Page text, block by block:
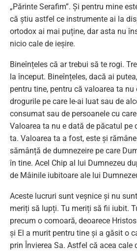
„Părinte Serafim”. Și pentru mine
că știu astfel ce instrumente ai la
ortodox ai mai puține, dar asta nu
nicio cale de ieșire.
Bineînțeles că ar trebui să te rogi.
la început. Bineînțeles, dacă ai
pentru tine, pentru că valoarea ta nu
drogurile pe care le-ai luat sau de
consumat sau de persoanele cu
Valoarea ta nu e dată de păcatul pe
ta. Valoarea ta a fost, este și
sămânță de dumnezeire pe care
în tine. Acel Chip al lui Dumnezeu
de Mâinile iubitoare ale lui
Aceste lucruri sunt veșnice și nu
meriți să lupți. Tu meriți să fii iubit.
precum o comoară, deoarece
și El a murit pentru tine și a găsit o
prin Învierea Sa. Astfel că acea cale